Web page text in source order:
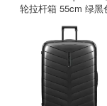
轮拉杆箱 55cm 绿黑